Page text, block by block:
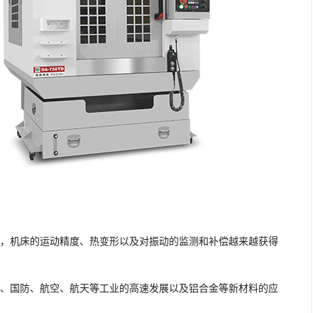
机床的运动精度、热变形以及对振动的监测和补偿越来越获得
国防、航空、航天等工业的高速发展以及铝合金等新材料的应